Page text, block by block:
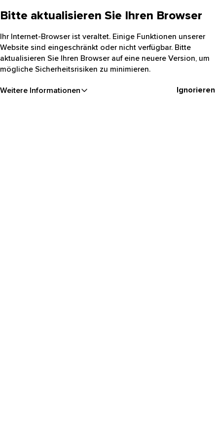
Bitte aktualisieren Sie Ihren Browser
Ihr Internet-Browser ist veraltet. Einige Funktionen unserer
Website sind eingeschränkt oder nicht verfügbar. Bitte
aktualisieren Sie Ihren Browser auf eine neuere Version, um
mögliche Sicherheitsrisiken zu minimieren.
Weitere Informationen Ignorieren